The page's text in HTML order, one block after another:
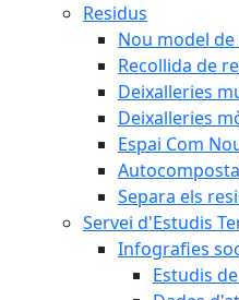
Residus
Nou model
Recollida de
Deixalleries
Deixalleries
Espai Com
Separa els
Servei d'Estudis
Infografies
Estudis